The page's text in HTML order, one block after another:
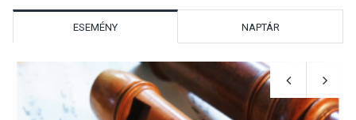
KULTÚRA 2026 AUG 06
Mi a pszichológia, és miért
van rá szükségünk? –
ESEMÉNY NAPTÁR